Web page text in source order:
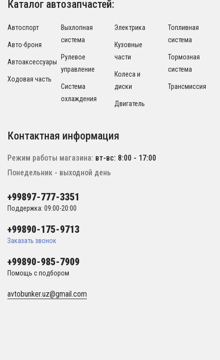
Каталог автозапчастей:
Автоспорт
Авто-броня
Автоаксессуары
Ходовая часть
Выхлопная
система
Рулевое
управление
Система
охлаждения
Электрика
Кузовные
части
Колеса и
диски
Двигатель
Топливная
система
Тормозная
система
Трансмиссия
Контактная информация
Режим работы магазина: вт-вс: 8:00 - 17:00
Понедельник - выходной день
+99897-777-3351
Поддержка: 09:00-20:00
+99890-175-9713
Заказать звонок
+99890-985-7909
Помощь с подбором
avtobunker.uz@gmail.com